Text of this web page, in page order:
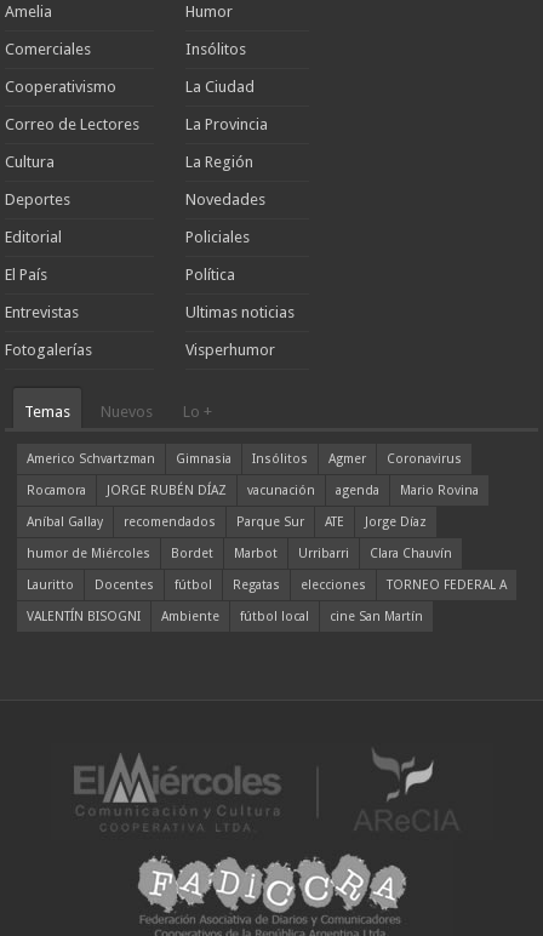
Amelia
Comerciales
Cooperativismo
Correo de Lectores
Cultura
Deportes
Editorial
El País
Entrevistas
Fotogalerías
Humor
Insólitos
La Ciudad
La Provincia
La Región
Novedades
Policiales
Política
Ultimas noticias
Visperhumor
Temas Nuevos Lo +
Americo Schvartzman Gimnasia Insólitos Agmer
Coronavirus
Rocamora
JORGE RUBÉN DÍAZ vacunación agenda
Mario Rovina
Aníbal Gallay
recomendados Parque Sur ATE
Jorge Díaz
humor de Miércoles
Bordet Marbot Urribarri
Clara Chauvín
Lauritto
Docentes fútbol Regatas elecciones
TORNEO FEDERAL A
VALENTÍN BISOGNI
Ambiente fútbol local cine San Martín